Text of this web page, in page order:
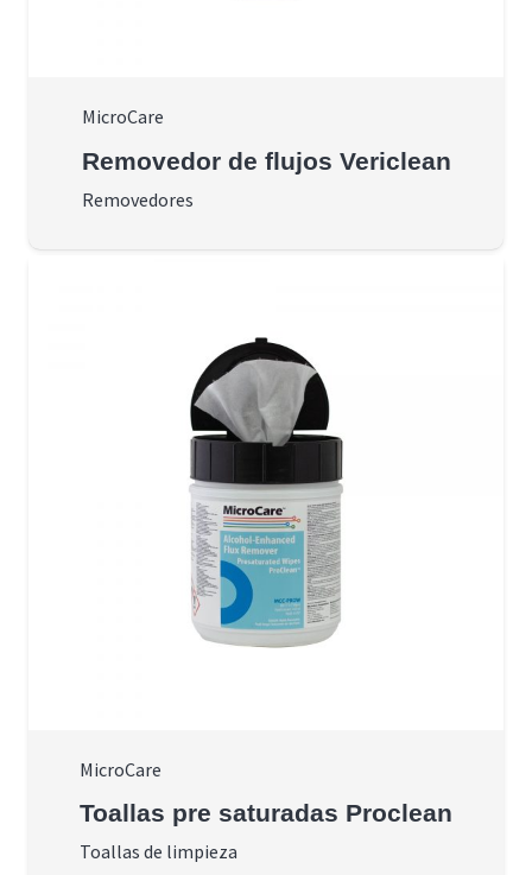
MicroCare
Removedor de flujos Vericlean
Removedores
MicroCare
Toallas pre saturadas Proclean
Toallas de limpieza